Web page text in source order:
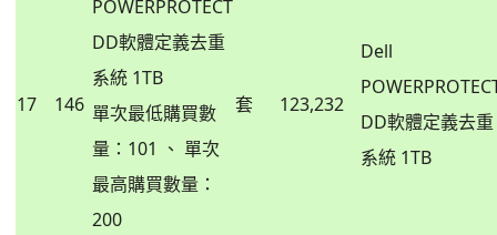
17 146
POWERPROTECT
DD軟體定義去重
系統 1TB
單次最低購買數
量：101 、 單次
最高購買數量：
200
套 123,232
Dell
DD軟體定義去重
系統 1TB